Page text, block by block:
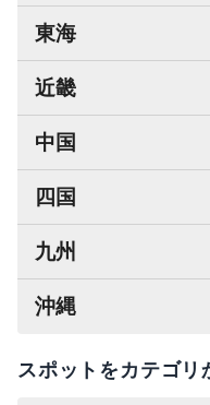
東海
近畿
中国
四国
九州
沖縄
スポットをカテゴリ